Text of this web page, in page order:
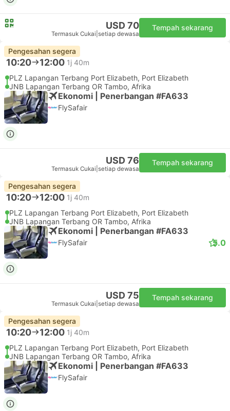
USD 70
Termasuk Cukai setiap dewasa
Tempah sekarang
Pengesahan segera
10:20 12:00 1j 40m
PLZ Lapangan Terbang Port Elizabeth, Port Elizabeth
JNB Lapangan Terbang OR Tambo, Afrika
Ekonomi | Penerbangan #FA633
FlySafair
USD 76
Termasuk Cukai setiap dewasa
Tempah sekarang
Pengesahan segera
10:20 12:00 1j 40m
PLZ Lapangan Terbang Port Elizabeth, Port Elizabeth
JNB Lapangan Terbang OR Tambo, Afrika
Ekonomi | Penerbangan #FA633
FlySafair 5.0
USD 75
Termasuk Cukai setiap dewasa
Tempah sekarang
Pengesahan segera
10:20 12:00 1j 40m
PLZ Lapangan Terbang Port Elizabeth, Port Elizabeth
JNB Lapangan Terbang OR Tambo, Afrika
Ekonomi | Penerbangan #FA633
FlySafair